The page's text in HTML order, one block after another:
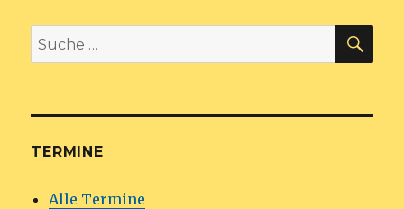
Suche
nach:
TERMINE
Alle Termine